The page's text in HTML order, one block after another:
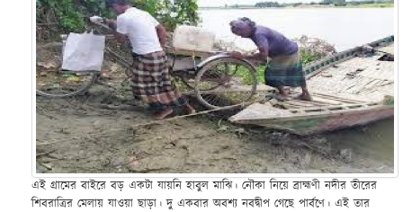
এই গ্রামের বাইরে বড় একটা যায়নি হাবুল মাঝি। নৌকা নিয়ে ব্রাহ্মণী নদীর তীরের
শিবরাত্রির মেলায় যাওয়া ছাড়া। দু একবার অবশ্য নবদ্বীপ গেছে পার্বণে। এই তার